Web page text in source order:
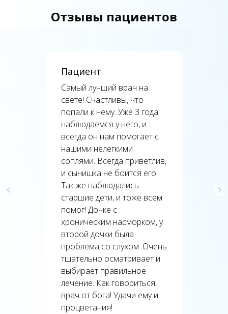
Отзывы пациентов
Пациент
Самый лучший врач на
свете! Счастливы, что
попали к нему. Уже 3 года
наблюдаемся у него, и
всегда он нам помогает с
нашими нелегкими
соплями. Всегда приветлив,
и сынишка не боится его.
Так же наблюдались
старшие дети, и тоже всем
помог! Дочке с
хроническим насморком, у
второй дочки была
проблема со слухом. Очень
тщательно осматривает и
выбирает правильное
лечение. Как говориться,
врач от бога! Удачи ему и
процветания!